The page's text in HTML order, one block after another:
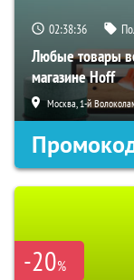
02:38:35
Любые товары
магазине Hoff
Москва, 1-й
-20%